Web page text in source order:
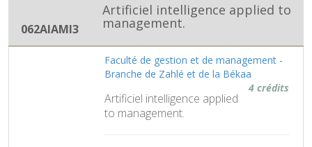
062AIAMI3
Artificiel intelligence applied to
management.
Faculté de gestion et de management -
Branche de Zahlé et de la Békaa
4 crédits
Artificiel intelligence applied
to management.